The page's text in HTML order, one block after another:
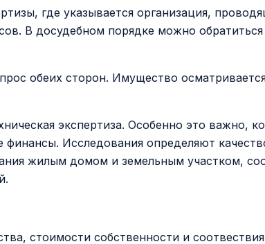
где указывается организация,
В досудебном порядке можно
обеих сторон. Имущество
экспертиза. Особенно это важно,
Исследования определяют
жилым домом и земельным участком,
стоимости собственности и соотвествия